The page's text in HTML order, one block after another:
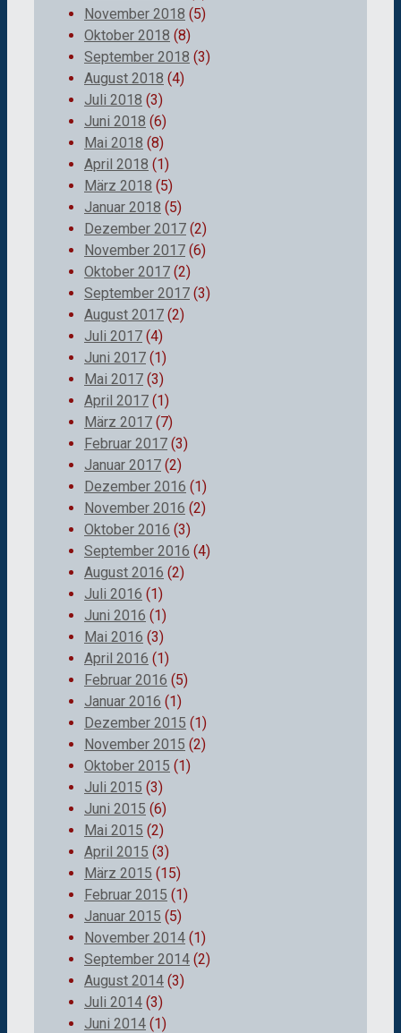
November 2018 (5)
Oktober 2018 (8)
September 2018 (3)
August 2018 (4)
Juli 2018 (3)
Juni 2018 (6)
Mai 2018 (8)
April 2018 (1)
März 2018 (5)
Januar 2018 (5)
Dezember 2017 (2)
November 2017 (6)
Oktober 2017 (2)
September 2017 (3)
August 2017 (2)
Juli 2017 (4)
Juni 2017 (1)
Mai 2017 (3)
April 2017 (1)
März 2017 (7)
Februar 2017 (3)
Januar 2017 (2)
Dezember 2016 (1)
November 2016 (2)
Oktober 2016 (3)
September 2016 (4)
August 2016 (2)
Juli 2016 (1)
Juni 2016 (1)
Mai 2016 (3)
April 2016 (1)
Februar 2016 (5)
Januar 2016 (1)
Dezember 2015 (1)
November 2015 (2)
Oktober 2015 (1)
Juli 2015 (3)
Juni 2015 (6)
Mai 2015 (2)
April 2015 (3)
März 2015 (15)
Februar 2015 (1)
Januar 2015 (5)
November 2014 (1)
September 2014 (2)
August 2014 (3)
Juli 2014 (3)
Juni 2014 (1)